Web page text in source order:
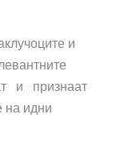
и
и признаат
идни